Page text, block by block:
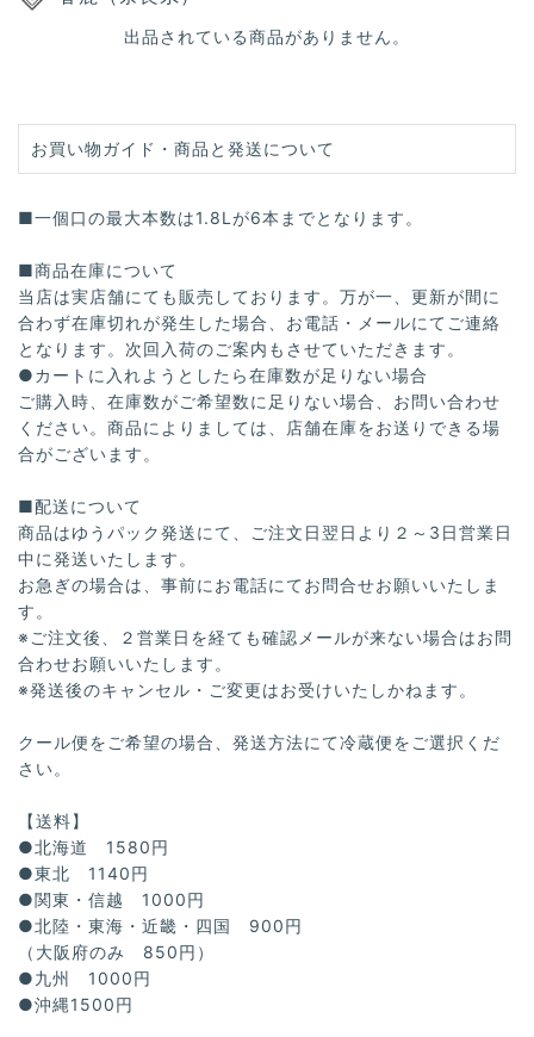
出品されている商品がありません。
お買い物ガイド・商品と発送について
■一個口の最大本数は1.8Lが6本までとなります。
■商品在庫について
当店は実店舗にても販売しております。万が一、更新が間に
合わず在庫切れが発生した場合、お電話・メールにてご連絡
となります。次回入荷のご案内もさせていただきます。
●カートに入れようとしたら在庫数が足りない場合
ご購入時、在庫数がご希望数に足りない場合、お問い合わせ
ください。商品によりましては、店舗在庫をお送りできる場
合がございます。
■配送について
商品はゆうパック発送にて、ご注文日翌日より２～3日営業日
中に発送いたします。
お急ぎの場合は、事前にお電話にてお問合せお願いいたしま
す。
※ご注文後、２営業日を経ても確認メールが来ない場合はお問
合わせお願いいたします。
※発送後のキャンセル・ご変更はお受けいたしかねます。
クール便をご希望の場合、発送方法にて冷蔵便をご選択くだ
さい。
【送料】
●北海道 1580円
●東北 1140円
●関東・信越 1000円
●北陸・東海・近畿・四国 900円
（大阪府のみ 850円）
●九州 1000円
●沖縄1500円